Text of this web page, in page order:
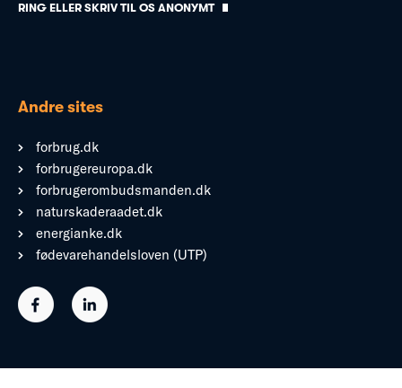
RING ELLER SKRIV TIL OS ANONYMT
Andre sites
forbrug.dk
forbrugereuropa.dk
forbrugerombudsmanden.dk
naturskaderaadet.dk
energianke.dk
fødevarehandelsloven (UTP)